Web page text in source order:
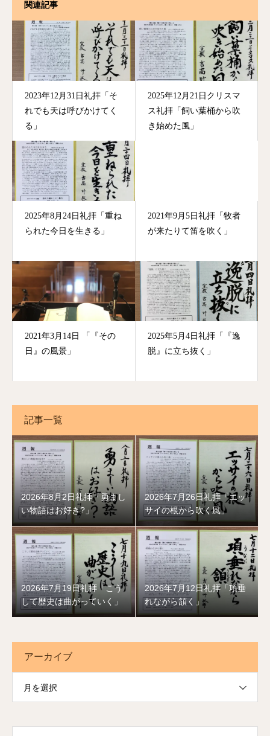
関連記事
2023年12月31日礼拝「そ
れでも天は呼びかけてく
る」
2025年12月21日クリスマ
ス礼拝「飼い葉桶から吹
き始めた風」
2025年8月24日礼拝「重ね
られた今日を生きる」
2021年9月5日礼拝「牧者
が来たりて笛を吹く」
2021年3月14日 「『その
日』の風景」
2025年5月4日礼拝「『逸
脱』に立ち抜く」
記事一覧
2026年8月2日礼拝「勇まし
い物語はお好き?」
2026年7月26日礼拝「エッ
サイの根から吹く風」
2026年7月19日礼拝「こう
して歴史は曲がっていく」
2026年7月12日礼拝「項垂
れながら頷く」
アーカイブ
月を選択